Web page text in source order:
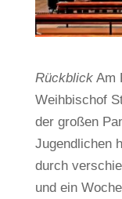
RückblickAm
Weihbischof
der großen
Jugendlichen
durch
und ein